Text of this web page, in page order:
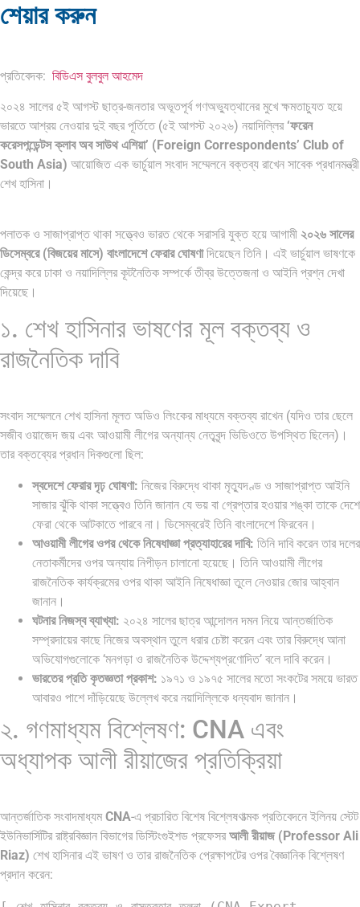
পৃথিবীতে বর্তমানে মোট দেশের সংখ্যা…
এশিয়ান সেঞ্চুরির দ্বৈরথ: চীন-ভারতের
শেয়ার করুন
প্রতিবেদক: বিডিএস বুলবুল আহমেদ
২০২৪ সালের ৫ই আগস্ট ছাত্র-জনতার অভূতপূর্ব গণঅভ্যুত্থানের মুখে ক্ষমতাচ্যুত হয়ে
ভারতে আশ্রয় নেওয়ার দুই বছর পূর্তিতে (৫ই আগস্ট ২০২৬) নয়াদিল্লির ‘ফরেন
করেসপন্ডেন্টস ক্লাব অব সাউথ এশিয়া’ (Foreign Correspondents’ Club of
South Asia) আয়োজিত এক ভার্চুয়াল সংবাদ সম্মেলনে বক্তব্য রাখেন সাবেক প্রধানমন্ত্রী
শেখ হাসিনা।
পলাতক ও সাজাপ্রাপ্ত থাকা সত্ত্বেও ভারত থেকে সরাসরি যুক্ত হয়ে আগামী ২০২৬ সালের
ডিসেম্বরে (বিজয়ের মাসে) বাংলাদেশে ফেরার ঘোষণাদিয়েছেন তিনি। এই ভার্চুয়াল ভাষণকে
কেন্দ্র করে ঢাকা ও নয়াদিল্লির কূটনৈতিক সম্পর্কে তীব্র উত্তেজনা ও আইনি প্রশ্ন দেখা
দিয়েছে।
১. শেখ হাসিনার ভাষণের মূল বক্তব্য ও
রাজনৈতিক দাবি
সংবাদ সম্মেলনে শেখ হাসিনা মূলত অডিও লিংকের মাধ্যমে বক্তব্য রাখেন (যদিও তার ছেলে
সজীব ওয়াজেদ জয় এবং আওয়ামী লীগের অন্যান্য নেতৃবৃন্দ ভিডিওতে উপস্থিত ছিলেন)।
তার বক্তব্যের প্রধান দিকগুলো ছিল:
স্বদেশে ফেরার দৃঢ় ঘোষণা: নিজের বিরুদ্ধে থাকা মৃত্যুদণ্ড ও সাজাপ্রাপ্ত আইনি
সাজার ঝুঁকি থাকা সত্ত্বেও তিনি জানান যে ভয় বা গ্রেপ্তার হওয়ার শঙ্কা তাকে দেশে
ফেরা থেকে আটকাতে পারবে না। ডিসেম্বরেই তিনি বাংলাদেশে ফিরবেন।
আওয়ামী লীগের ওপর থেকে নিষেধাজ্ঞা প্রত্যাহারের দাবি: তিনি দাবি করেন তার দলের
নেতাকর্মীদের ওপর অন্যায় নিপীড়ন চালানো হয়েছে। তিনি আওয়ামী লীগের
রাজনৈতিক কার্যক্রমের ওপর থাকা আইনি নিষেধাজ্ঞা তুলে নেওয়ার জোর আহ্বান
জানান।
ঘটনার নিজস্ব ব্যাখ্যা: ২০২৪ সালের ছাত্র আন্দোলন দমন নিয়ে আন্তর্জাতিক
সম্প্রদায়ের কাছে নিজের অবস্থান তুলে ধরার চেষ্টা করেন এবং তার বিরুদ্ধে আনা
অভিযোগগুলোকে ‘মনগড়া ও রাজনৈতিক উদ্দেশ্যপ্রণোদিত’ বলে দাবি করেন।
ভারতের প্রতি কৃতজ্ঞতা প্রকাশ: ১৯৭১ ও ১৯৭৫ সালের মতো সংকটের সময়ে ভারত
আবারও পাশে দাঁড়িয়েছে উল্লেখ করে নয়াদিল্লিকে ধন্যবাদ জানান।
২. গণমাধ্যম বিশ্লেষণ: CNA এবং
অধ্যাপক আলী রীয়াজের প্রতিক্রিয়া
আন্তর্জাতিক সংবাদমাধ্যমCNA-এ প্রচারিত বিশেষ বিশ্লেষণাত্মক প্রতিবেদনে ইলিনয় স্টেট
ইউনিভার্সিটির রাষ্ট্রবিজ্ঞান বিভাগের ডিস্টিংগুইশড প্রফেসরআলী রীয়াজ (Professor Ali
Riaz) শেখ হাসিনার এই ভাষণ ও তার রাজনৈতিক প্রেক্ষাপটের ওপর বৈজ্ঞানিক বিশ্লেষণ
প্রদান করেন: